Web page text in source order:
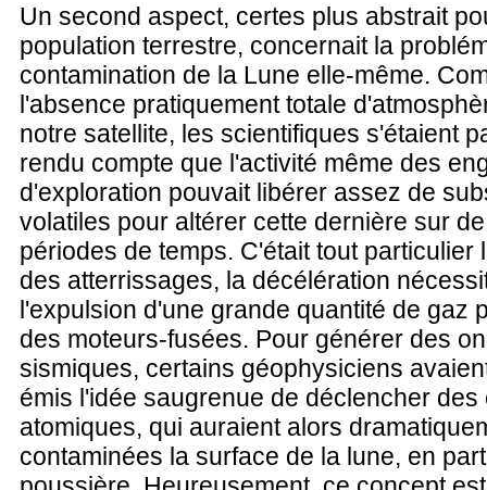
Un second aspect, certes plus abstrait
population terrestre, concernait la
contamination de la Lune elle-même.
l'absence pratiquement totale
notre satellite, les scientifiques s'étaient
rendu compte que l'activité même des
d'exploration pouvait libérer assez de
volatiles pour altérer cette dernière sur
périodes de temps. C'était tout particulier
des atterrissages, la décélération
l'expulsion d'une grande quantité de gaz
des moteurs-fusées. Pour générer des
sismiques, certains géophysiciens
émis l'idée saugrenue de déclencher des
atomiques, qui auraient alors
contaminées la surface de la lune, en